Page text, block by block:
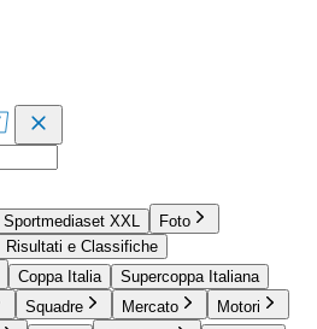
Sportmediaset XXL
Foto
Risultati e Classifiche
Coppa Italia
Supercoppa Italiana
Squadre Mercato
Motori